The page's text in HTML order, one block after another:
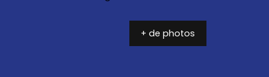
+ de photos